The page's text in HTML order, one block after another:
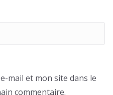
mail et mon site dans le
commentaire.